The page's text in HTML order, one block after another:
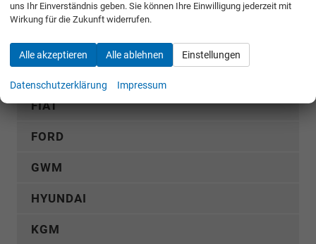
AUDI
CUPRA
FIAT
FORD
GWM
HYUNDAI
KGM
uns Ihr Einverständnis geben. Sie können Ihre Einwilligung jederzeit mit
Wirkung für die Zukunft widerrufen.
Alle akzeptieren Alle ablehnen Einstellungen
Datenschutzerklärung Impressum